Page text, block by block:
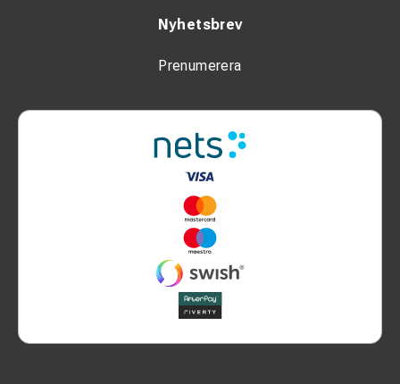
Nyhetsbrev
Prenumerera